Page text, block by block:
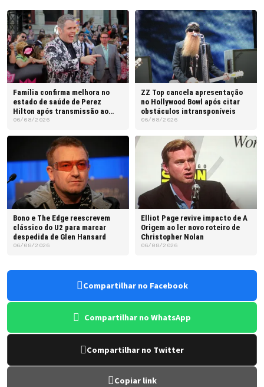
Família confirma melhora no
estado de saúde de Perez
Hilton após transmissão ao
vivo
06/08/2026
ZZ Top cancela apresentação
no Hollywood Bowl após citar
obstáculos intransponíveis
06/08/2026
Bono e The Edge reescrevem
clássico do U2 para marcar
despedida de Glen Hansard
06/08/2026
Elliot Page revive impacto de A
Origem ao ler novo roteiro de
Christopher Nolan
06/08/2026
Compartilhar no Facebook
Compartilhar no WhatsApp
Compartilhar no Twitter
Copiar link